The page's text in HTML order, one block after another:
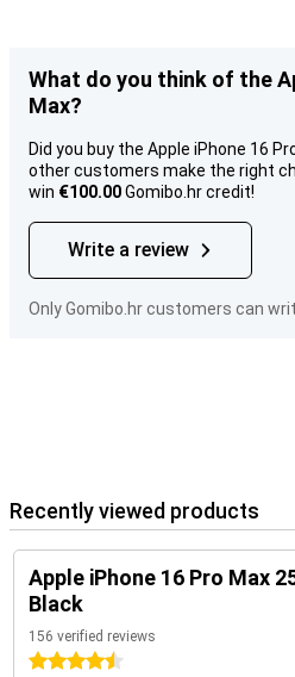
What do you think of the
Max?
Did you buy the Apple iPhone 16
other customers make the right
win €100.00Gomibo.hr credit!
Write a review
Only Gomibo.hr customers can
Recently viewed products
Apple iPhone 16 Pro Max
Black
156 verified reviews
4.5 stars